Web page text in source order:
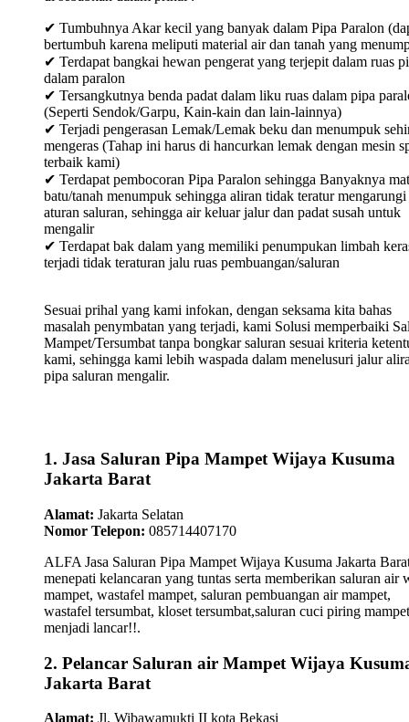
✔ Tumbuhnya Akar kecil yang banyak dalam Pipa Paralon
bertumbuh karena meliputi material air dan tanah yang
✔ Terdapat bangkai hewan pengerat yang terjepit dalam ruas
dalam paralon
✔ Tersangkutnya benda padat dalam liku ruas dalam pipa
(Seperti Sendok/Garpu, Kain-kain dan lain-lainnya)
✔ Terjadi pengerasan Lemak/Lemak beku dan menumpuk
mengeras (Tahap ini harus di hancurkan lemak dengan mesin
terbaik kami)
✔ Terdapat pembocoran Pipa Paralon sehingga Banyaknya
batu/tanah menumpuk sehingga aliran tidak teratur mengarungi
aturan saluran, sehingga air keluar jalur dan padat susah untuk
mengalir
✔ Terdapat bak dalam yang memiliki penumpukan limbah
terjadi tidak teraturan jalu ruas pembuangan/saluran
Sesuai prihal yang kami infokan, dengan seksama kita bahas
masalah penymbatan yang terjadi, kami Solusi memperbaiki
Mampet/Tersumbat tanpa bongkar saluran sesuai kriteria
kami, sehingga kami lebih waspada dalam menelusuri jalur
pipa saluran mengalir.
1. Jasa Saluran Pipa Mampet Wijaya Kusuma
Jakarta Barat
Alamat: Jakarta Selatan
Nomor Telepon: 085714407170
ALFA Jasa Saluran Pipa Mampet Wijaya Kusuma Jakarta
menepati kelancaran yang tuntas serta memberikan saluran air
mampet, wastafel mampet, saluran pembuangan air mampet,
wastafel tersumbat, kloset tersumbat,saluran cuci piring mampet
menjadi lancar!!.
2. Pelancar Saluran air Mampet Wijaya
Jakarta Barat
Alamat: Jl. Wibawamukti II kota Bekasi